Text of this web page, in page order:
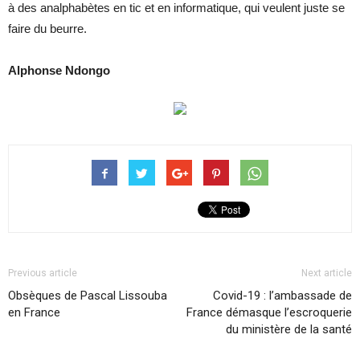
à des analphabètes en tic et en informatique, qui veulent juste se
faire du beurre.
Alphonse Ndongo
Previous article
Obsèques de Pascal Lissouba
en France
Next article
Covid-19 : l’ambassade de
France démasque l’escroquerie
du ministère de la santé